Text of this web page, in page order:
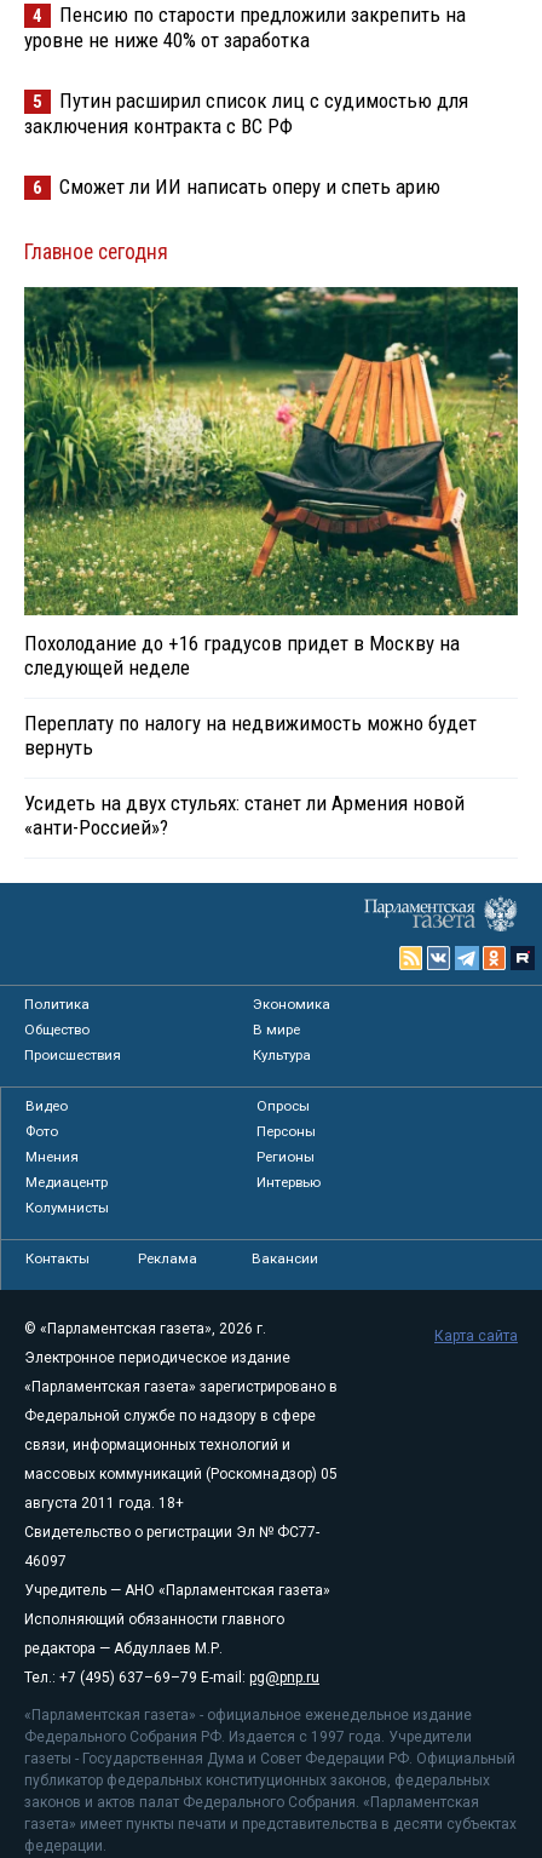
4
Пенсию по старости предложили закрепить на
уровне не ниже 40% от заработка
5
Путин расширил список лиц с судимостью для
заключения контракта с ВС РФ
6 Сможет ли ИИ написать оперу и спеть арию
Главное сегодня
Похолодание до +16 градусов придет в Москву на
следующей неделе
Переплату по налогу на недвижимость можно будет
вернуть
Усидеть на двух стульях: станет ли Армения новой
«анти-Россией»?
Политика
Экономика
Общество
В мире
Происшествия
Культура
Видео
Опросы
Фото
Персоны
Мнения
Регионы
Медиацентр
Интервью
Колумнисты
Контакты Реклама Вакансии
© «Парламентская газета», 2026 г.
Электронное периодическое издание
«Парламентская газета» зарегистрировано в
Федеральной службе по надзору в сфере
связи, информационных технологий и
массовых коммуникаций (Роскомнадзор) 05
августа 2011 года. 18+
Свидетельство о регистрации Эл № ФС77-
46097
Учредитель — АНО «Парламентская газета»
Исполняющий обязанности главного
редактора — Абдуллаев М.Р.
Тел.: +7 (495) 637–69–79 E-mail: pg@pnp.ru
«Парламентская газета» - официальное еженедельное издание
Федерального Собрания РФ. Издается с 1997 года. Учредители
газеты - Государственная Дума и Совет Федерации РФ. Официальный
публикатор федеральных конституционных законов, федеральных
законов и актов палат Федерального Собрания. «Парламентская
газета» имеет пункты печати и представительства в десяти субъектах
федерации.
Карта сайта